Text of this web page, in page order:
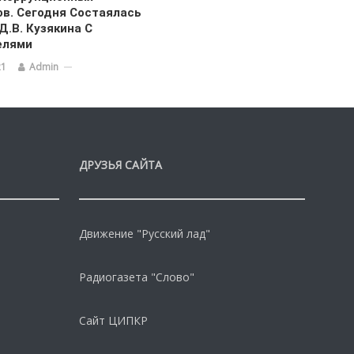
Сегодня Состаялась
Кузякина С
Admin
ДРУЗЬЯ САЙТА
Движение "Русский лад"
Радиогазета "Слово"
Сайт ЦИПКР